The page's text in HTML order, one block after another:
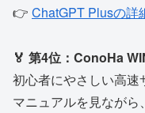
👉 ChatGPT Plusの詳
🏅 第4位：ConoHa
初心者にやさしい高速
マニュアルを見なが